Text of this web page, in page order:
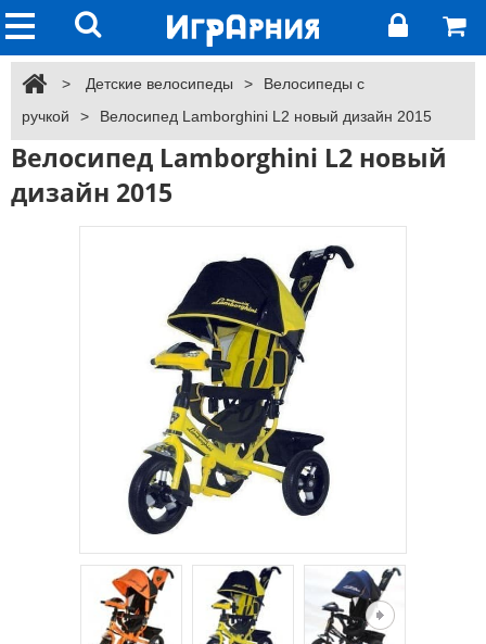
> Детские велосипеды >
Велосипеды с
ручкой
> Велосипед Lamborghini L2 новый дизайн 2015
Велосипед Lamborghini L2 новый
дизайн 2015